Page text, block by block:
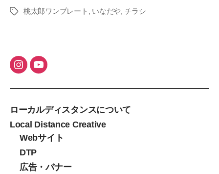
タ
桃太郎ワンプレート , いなだや, チラシ
ローカルディスタンスについて
Local Distance Creative
Webサイト
DTP
広告・バナー